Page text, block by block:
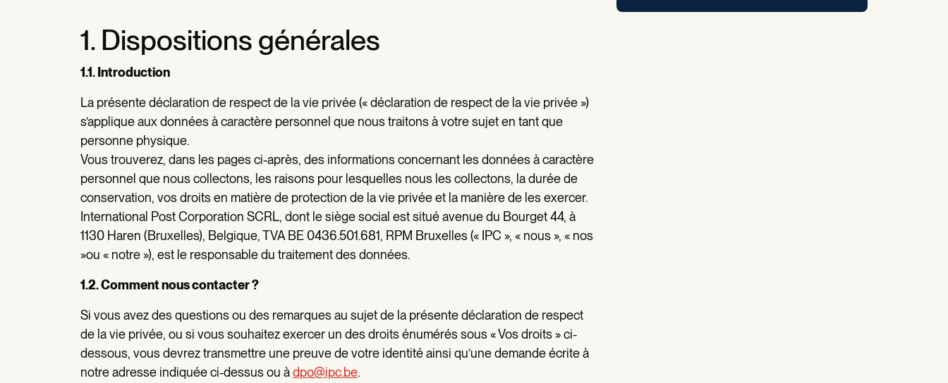
1. Dispositions générales
1.1. Introduction
La présente déclaration de respect de la vie privée («déclaration de respect de la vie privée »)
s’applique aux données à caractère personnel que nous traitons à votre sujet en tant que
personne physique.
Vous trouverez, dans les pages ci-après, des informations concernant les données à caractère
personnel que nous collectons, les raisons pour lesquelles nous les collectons, la durée de
conservation, vos droits en matière de protection de la vie privée et la manière de les exercer.
International Post Corporation SCRL, dont le siège social est situé avenue du Bourget 44, à
1130 Haren (Bruxelles), Belgique, TVA BE 0436.501.681, RPM Bruxelles (« IPC », « nous », « nos
»ou « notre »), est le responsable du traitement des données.
1.2. Comment nous contacter ?
Si vous avez des questions ou des remarques au sujet de la présente déclaration de respect
de la vie privée, ou si vous souhaitez exercer un des droits énumérés sous « Vos droits » ci-
dessous, vous devrez transmettre une preuve de votre identité ainsi qu’une demande écrite à
notre adresse indiquée ci-dessus ou àdpo@ipc.be.